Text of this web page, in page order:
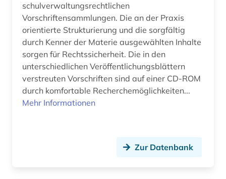
schulverwaltungsrechtlichen
Vorschriftensammlungen. Die an der Praxis
orientierte Strukturierung und die sorgfältig
durch Kenner der Materie ausgewählten Inhalte
sorgen für Rechtssicherheit. Die in den
unterschiedlichen Veröffentlichungsblättern
verstreuten Vorschriften sind auf einer CD-ROM
durch komfortable Recherchemöglichkeiten...
Mehr Informationen
Zur Datenbank